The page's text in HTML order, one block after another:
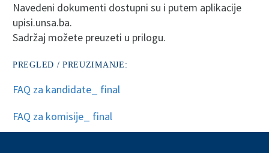
Navedeni dokumenti dostupni su i putem aplikacije
upisi.unsa.ba.
Sadržaj možete preuzeti u prilogu.
PREGLED / PREUZIMANJE:
FAQ za kandidate_ final
FAQ za komisije_ final